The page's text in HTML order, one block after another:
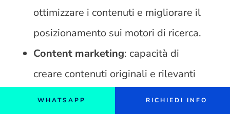
ottimizzare i contenuti e migliorare il
posizionamento sui motori di ricerca.
Content marketing: capacità di
creare contenuti originali e rilevanti
per attrarre e coinvolgere il pubblico
WHATSAPP RICHIEDI INFO